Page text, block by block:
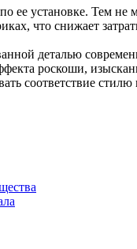
ее установке. Тем не
что снижает
деталью
роскоши,
соответствие стилю